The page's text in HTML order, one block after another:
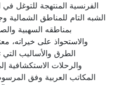
الفرنسية المنتهجة للتوغل في
الشبه التام للمناطق
بمناطقه السهبية
والاستحواذ على
الطرق والأساليب
والرحلات الاستكشافية
المكاتب العربية وفق